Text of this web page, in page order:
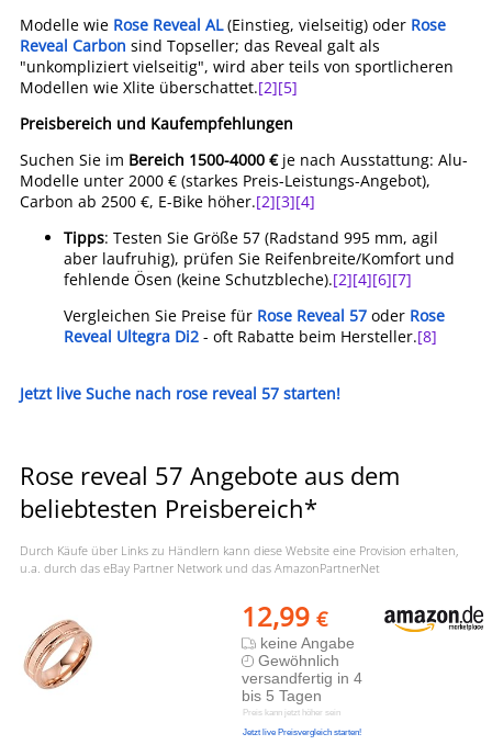
Modelle wie Rose Reveal AL(Einstieg, vielseitig) oder Rose
Reveal Carbon sind Topseller; das Reveal galt als
"unkompliziert vielseitig", wird aber teils von sportlicheren
Modellen wie Xlite überschattet.[2][5]
Preisbereich und Kaufempfehlungen
Suchen Sie im Bereich 1500-4000 €je nach Ausstattung: Alu-
Modelle unter 2000 € (starkes Preis-Leistungs-Angebot),
Carbon ab 2500 €, E-Bike höher.[2][3][4]
Tipps: Testen Sie Größe 57 (Radstand 995 mm, agil
aber laufruhig), prüfen Sie Reifenbreite/Komfort und
fehlende Ösen (keine Schutzbleche).[2][4][6][7]
Vergleichen Sie Preise für Rose Reveal 57 oder Rose
Reveal Ultegra Di2 - oft Rabatte beim Hersteller.[8]
Jetzt live Suche nach rose reveal 57 starten!
Rose reveal 57 Angebote aus dem
beliebtesten Preisbereich*
Durch Käufe über Links zu Händlern kann diese Website eine Provision erhalten,
u.a. durch das eBay Partner Network und das AmazonPartnerNet
12,99 €
keine Angabe
Gewöhnlich
versandfertig in 4
bis 5 Tagen
Preis kann jetzt höher sein
Jetzt live Preisvergleich starten!